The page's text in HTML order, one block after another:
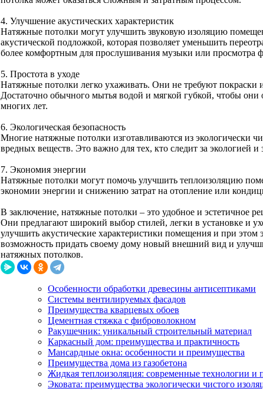
4. Улучшение акустических характеристик
Натяжные потолки могут улучшить звуковую изоляцию
акустической подложкой, которая позволяет уменьшить
более комфортным для прослушивания музыки или просмотра
5. Простота в уходе
Натяжные потолки легко ухаживать. Они не требуют покраски
Достаточно обычного мытья водой и мягкой губкой, чтобы
многих лет.
6. Экологическая безопасность
Многие натяжные потолки изготавливаются из экологически
вредных веществ. Это важно для тех, кто следит за экологией и
7. Экономия энергии
Натяжные потолки могут помочь улучшить теплоизоляцию
экономии энергии и снижению затрат на отопление или
В заключение, натяжные потолки – это удобное и эстетичное
Они предлагают широкий выбор стилей, легки в установке и
улучшить акустические характеристики помещения и при этом
возможность придать своему дому новый внешний вид и
натяжных потолков.
Особенности обработки древесины антисептиками
Системы вентилируемых фасадов
Преимущества кварцевых обоев
Цементная стяжка с фиброволокном
Ракушечник: уникальный строительный материал
Каркасный дом: преимущества и практичность
Мансардные окна: особенности и преимущества
Преимущества дома из газобетона
Жидкая теплоизоляция: современные технологии и
Эковата: преимущества экологически чистого